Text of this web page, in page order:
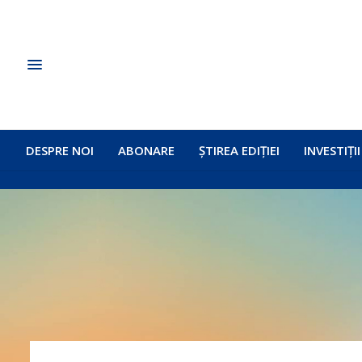
DESPRE NOI ABONARE ȘTIREA EDIȚIEI INVESTIȚII